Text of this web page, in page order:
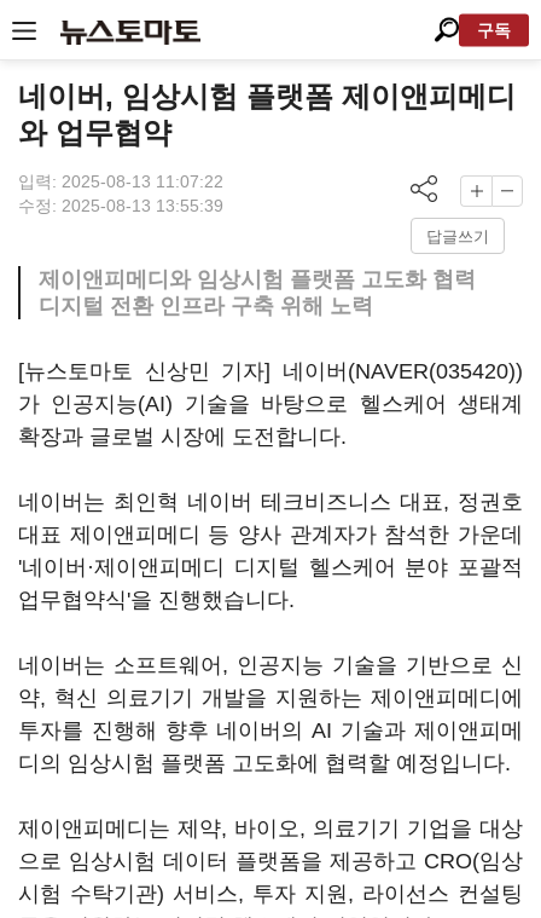
구독
네이버, 임상시험 플랫폼 제이앤피메디
와 업무협약
입력: 2025-08-13 11:07:22
수정: 2025-08-13 13:55:39
답글쓰기
제이앤피메디와 임상시험 플랫폼 고도화 협력
디지털 전환 인프라 구축 위해 노력
[뉴스토마토 신상민 기자] 네이버(NAVER(035420))
가 인공지능(AI) 기술을 바탕으로 헬스케어 생태계
확장과 글로벌 시장에 도전합니다.
네이버는 최인혁 네이버 테크비즈니스 대표, 정권호
대표 제이앤피메디 등 양사 관계자가 참석한 가운데
'네이버·제이앤피메디 디지털 헬스케어 분야 포괄적
업무협약식'을 진행했습니다.
네이버는 소프트웨어, 인공지능 기술을 기반으로 신
약, 혁신 의료기기 개발을 지원하는 제이앤피메디에
투자를 진행해 향후 네이버의 AI 기술과 제이앤피메
디의 임상시험 플랫폼 고도화에 협력할 예정입니다.
제이앤피메디는 제약, 바이오, 의료기기 기업을 대상
으로 임상시험 데이터 플랫폼을 제공하고 CRO(임상
시험 수탁기관) 서비스, 투자 지원, 라이선스 컨설팅